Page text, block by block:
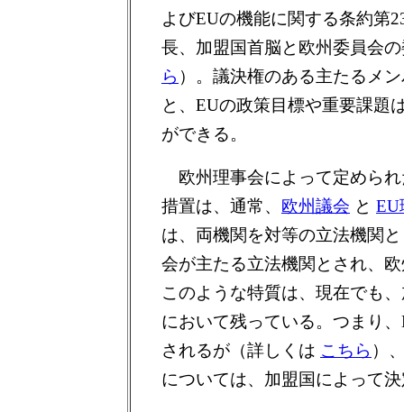
よびEUの機能に関する条約第
長、加盟国首脳と欧州委員会
ら ）。議決権のある主たるメ
と、EUの政策目標や重要課題
ができる。
欧州理事会によって定めら
措置は、通常、 欧州議会 と EU
は、両機関を対等の立法機関
会が主たる立法機関とされ、
このような特質は、現在でも
において残っている。つまり
されるが（詳しくは こちら ）
については、加盟国によって